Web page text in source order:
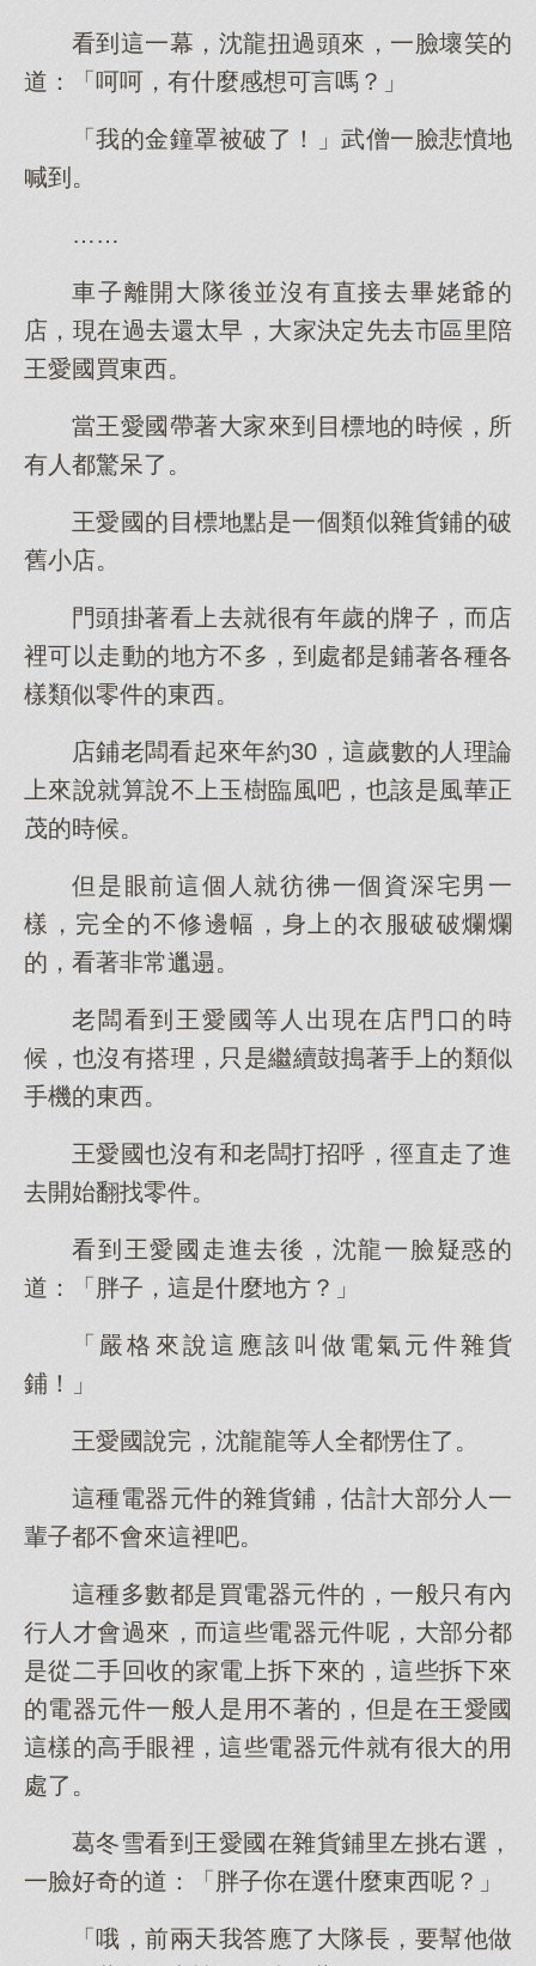
看到這一幕，沈龍扭過頭來，一臉壞笑的
道：「呵呵，有什麼感想可言嗎？」
「我的金鐘罩被破了！」武僧一臉悲憤地
喊到。
……
車子離開大隊後並沒有直接去畢姥爺的
店，現在過去還太早，大家決定先去市區里陪
王愛國買東西。
當王愛國帶著大家來到目標地的時候，所
有人都驚呆了。
王愛國的目標地點是一個類似雜貨鋪的破
舊小店。
門頭掛著看上去就很有年歲的牌子，而店
裡可以走動的地方不多，到處都是鋪著各種各
樣類似零件的東西。
店鋪老闆看起來年約30，這歲數的人理論
上來說就算說不上玉樹臨風吧，也該是風華正
茂的時候。
但是眼前這個人就彷彿一個資深宅男一
樣，完全的不修邊幅，身上的衣服破破爛爛
的，看著非常邋遢。
老闆看到王愛國等人出現在店門口的時
候，也沒有搭理，只是繼續鼓搗著手上的類似
手機的東西。
王愛國也沒有和老闆打招呼，徑直走了進
去開始翻找零件。
看到王愛國走進去後，沈龍一臉疑惑的
道：「胖子，這是什麼地方？」
「嚴格來說這應該叫做電氣元件雜貨
鋪！」
王愛國說完，沈龍龍等人全都愣住了。
這種電器元件的雜貨鋪，估計大部分人一
輩子都不會來這裡吧。
這種多數都是買電器元件的，一般只有內
行人才會過來，而這些電器元件呢，大部分都
是從二手回收的家電上拆下來的，這些拆下來
的電器元件一般人是用不著的，但是在王愛國
這樣的高手眼裡，這些電器元件就有很大的用
處了。
葛冬雪看到王愛國在雜貨鋪里左挑右選，
一臉好奇的道：「胖子你在選什麼東西呢？」
「哦，前兩天我答應了大隊長，要幫他做